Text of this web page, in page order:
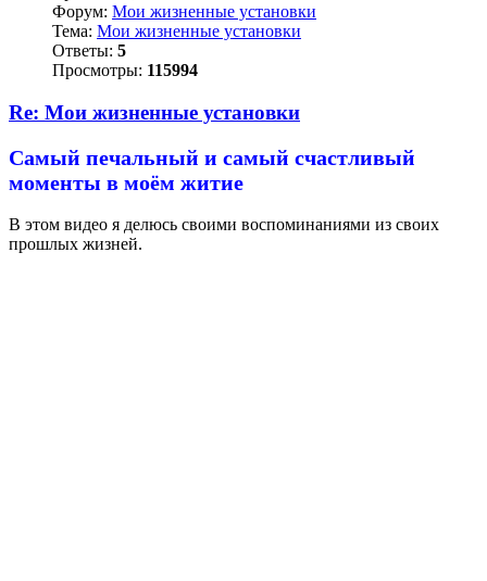
Форум: Мои жизненные установки
Тема: Мои жизненные установки
Ответы: 5
Просмотры: 115994
Re: Мои жизненные установки
Самый печальный и самый счастливый
моменты в моём житие
В этом видео я делюсь своими воспоминаниями из своих
прошлых жизней.